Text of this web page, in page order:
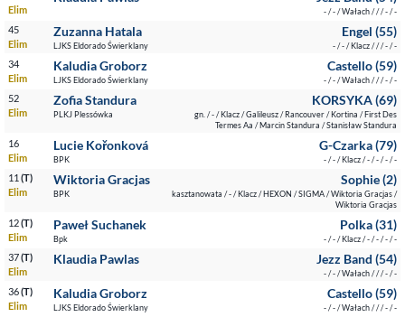
Elim
- / - / Wałach / / / - / -
45
Elim
Zuzanna Hatala
LJKS Eldorado Świerklany
Engel (55)
- / - / Klacz / / / - / -
34
Elim
Kaludia Groborz
LJKS Eldorado Świerklany
Castello (59)
- / - / Wałach / / / - / -
52
Elim
Zofia Standura
PLKJ Plessówka
KORSYKA (69)
gn. / - / Klacz / Galileusz / Rancouver / Kortina / First Des
Termes Aa / Marcin Standura / Stanisław Standura
16
Elim
Lucie Kořonková
BPK
G-Czarka (79)
- / - / Klacz / - / - / - / -
11 (T)
Elim
Wiktoria Gracjas
BPK
Sophie (2)
kasztanowata / - / Klacz / HEXON / SIGMA / Wiktoria Gracjas /
Wiktoria Gracjas
12(T)
Elim
Paweł Suchanek
Bpk
Polka (31)
- / - / Klacz / - / - / - / -
37(T)
Elim
Klaudia Pawlas Jezz Band (54)
- / - / Wałach / / / - / -
36(T)
Elim
Kaludia Groborz
LJKS Eldorado Świerklany
Castello (59)
- / - / Wałach / / / - / -